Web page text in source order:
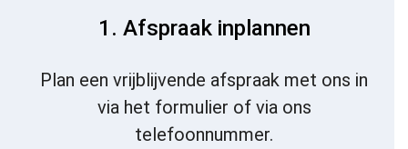
1. Afspraak inplannen
Plan een vrijblijvende afspraak met ons in
via het formulier of via ons
telefoonnummer.